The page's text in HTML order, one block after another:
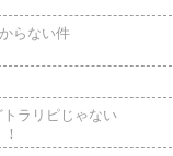
らない件
トラリピじゃない